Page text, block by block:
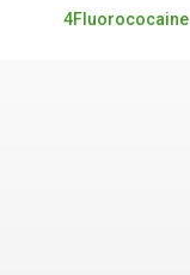
4Fluorococaine